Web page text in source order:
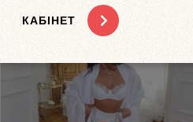
КАБІНЕТ